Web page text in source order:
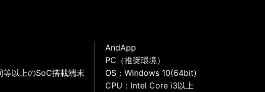
以上のSoC搭載端末
AndApp
PC（推奨環境）
OS：Windows 10(64bit)
CPU：Intel Core i3以上